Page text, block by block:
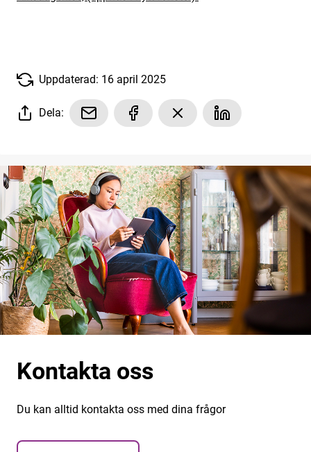
Uppdaterad: 16 april 2025
Dela:
Kontakta oss
Du kan alltid kontakta oss med dina frågor